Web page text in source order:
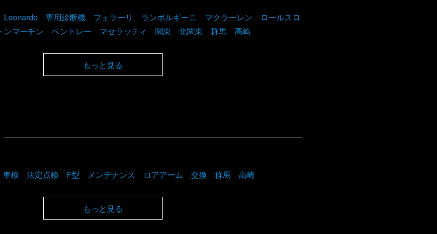
Leonardo 専用診断機 フェラーリ ランボルギーニ マクラーレン ロールスロ
ンマーチン ベントレー マセラッティ 関東 北関東 群馬 高崎
もっと見る
検 法定点検 F型 メンテナンス ロアアーム 交換 群馬 高崎
もっと見る